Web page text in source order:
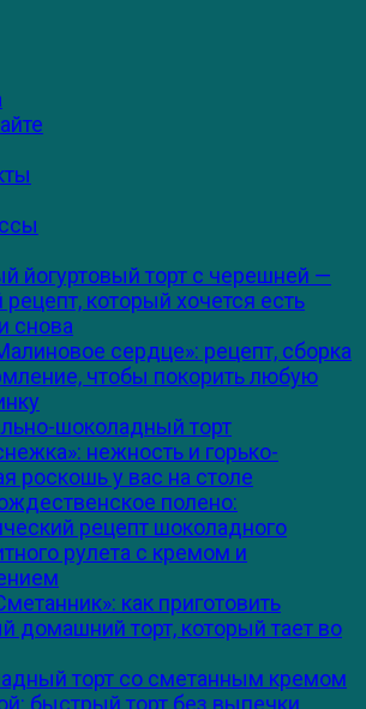
йогуртовый торт с черешней —
рецепт, который хочется есть
снова
сердце»: рецепт, сборка
чтобы покорить любую
шоколадный торт
нежность и горько-
роскошь у вас на столе
полено:
рецепт шоколадного
рулета с кремом и
как приготовить
домашний торт, который тает во
торт со сметанным кремом
быстрый торт без выпечки,